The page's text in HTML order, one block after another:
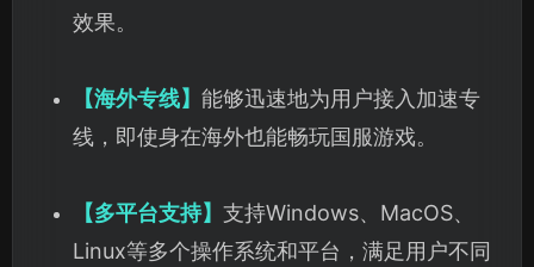
效果。
【海外专线】 能够迅速地为用户接入加速专
线，即使身在海外也能畅玩国服游戏。
【多平台支持】 支持Windows、MacOS、
Linux等多个操作系统和平台，满足用户不同